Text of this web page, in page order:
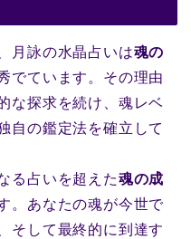
月詠の水晶占いは魂の
でています。その理由
な探求を続け、魂レベ
自の鑑定法を確立して
る占いを超えた魂の成
。あなたの魂が今世で
そして最終的に到達す